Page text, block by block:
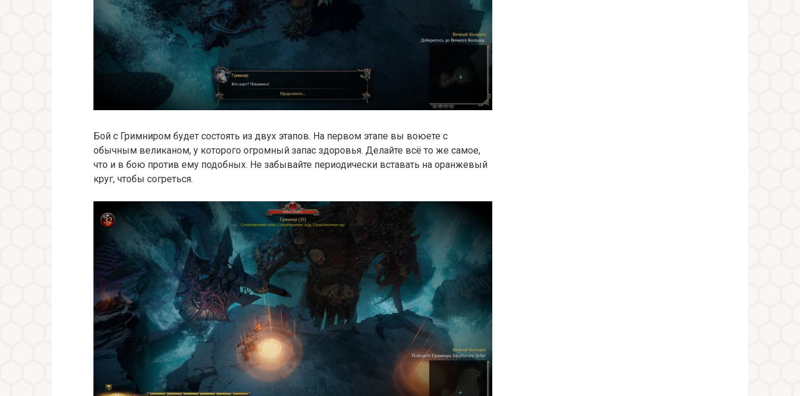
Бой с Гримниром будет состоять из двух этапов. На первом этапе вы воюете с
обычным великаном, у которого огромный запас здоровья. Делайте всё то же самое,
что и в бою против ему подобных. Не забывайте периодически вставать на оранжевый
круг, чтобы согреться.